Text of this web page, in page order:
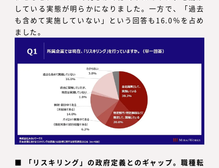
している実態が明らかになりました。一方で、「過去
も含めて実施していない」という回答も16.0％を占め
ました。
■
「リスキリング」の政府定義とのギャップ。職種転